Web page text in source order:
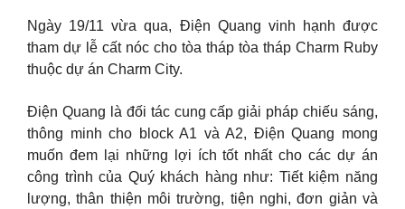
Ngày 19/11 vừa qua, Điện Quang vinh hạnh được
tham dự lễ cất nóc cho tòa tháp tòa tháp Charm Ruby
thuộc dự án Charm City.
Điện Quang là đối tác cung cấp giải pháp chiếu sáng,
thông minh cho block A1 và A2, Điện Quang mong
muốn đem lại những lợi ích tốt nhất cho các dự án
công trình của Quý khách hàng như: Tiết kiệm năng
lượng, thân thiện môi trường, tiện nghi, đơn giản và